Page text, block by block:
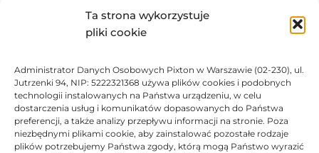
Ta strona wykorzystuje
pliki cookie
Administrator Danych Osobowych Pixton w Warszawie (02-230), ul.
Jutrzenki 94, NIP: 5222321368 używa plików cookies i podobnych
technologii instalowanych na Państwa urządzeniu, w celu
dostarczenia usług i komunikatów dopasowanych do Państwa
preferencji, a także analizy przepływu informacji na stronie. Poza
niezbędnymi plikami cookie, aby zainstalować pozostałe rodzaje
plików potrzebujemy Państwa zgody, którą mogą Państwo wyrazić
101,16zł
DO KOSZYKA